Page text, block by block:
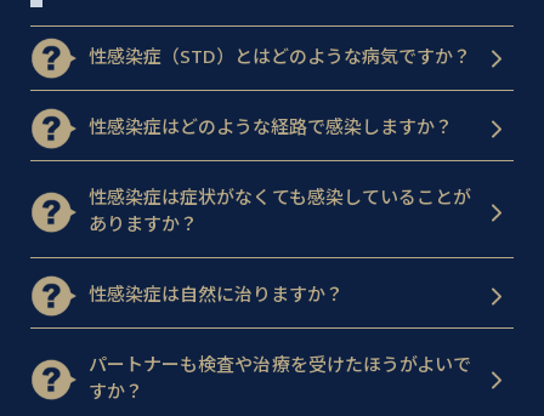
性感染症（STD）とはどのような病気ですか？
性感染症はどのような経路で感染しますか？
性感染症は症状がなくても感染していることが
ありますか？
性感染症は自然に治りますか？
パートナーも検査や治療を受けたほうがよいで
すか？